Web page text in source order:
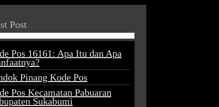
Post
Pos 16161: Apa Itu dan Apa
Pinang Kode Pos
Pos Kecamatan Pabuaran
Sukabumi